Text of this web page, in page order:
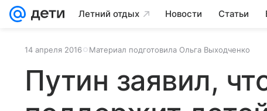
Летний отдых Новости Статьи
14 апреля 2016 Материал подготовила Ольга Выходченко
Путин заявил,